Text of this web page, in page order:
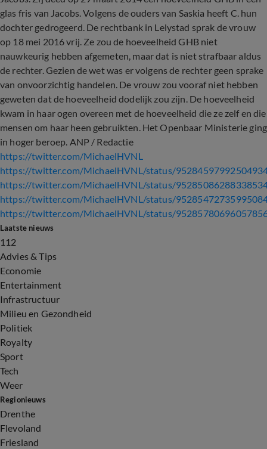
glas fris van Jacobs. Volgens de ouders van Saskia heeft C. hun
dochter gedrogeerd. De rechtbank in Lelystad sprak de vrouw
op 18 mei 2016 vrij. Ze zou de hoeveelheid GHB niet
nauwkeurig hebben afgemeten, maar dat is niet strafbaar aldus
de rechter. Gezien de wet was er volgens de rechter geen sprake
van onvoorzichtig handelen. De vrouw zou vooraf niet hebben
geweten dat de hoeveelheid dodelijk zou zijn. De hoeveelheid
kwam in haar ogen overeen met de hoeveelheid die ze zelf en die
mensen om haar heen gebruikten. Het Openbaar Ministerie ging
in hoger beroep. ANP / Redactie
https://twitter.com/MichaelHVNL
https://twitter.com/MichaelHVNL/status/
https://twitter.com/MichaelHVNL/status/
https://twitter.com/MichaelHVNL/status/
https://twitter.com/MichaelHVNL/status/
Laatste nieuws
112
Advies & Tips
Economie
Entertainment
Infrastructuur
Milieu en Gezondheid
Politiek
Royalty
Sport
Tech
Weer
Regionieuws
Drenthe
Flevoland
Friesland